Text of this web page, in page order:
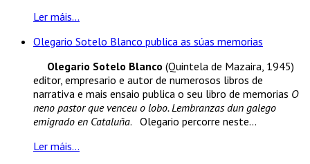
Ler máis...
Olegario Sotelo Blanco publica as súas memorias
Olegario Sotelo Blanco (Quintela de Mazaira, 1945)
editor, empresario e autor de numerosos libros de
narrativa e mais ensaio publica o seu libro de memorias O
neno pastor que venceu o lobo. Lembranzas dun galego
emigrado en Cataluña. Olegario percorre neste...
Ler máis...